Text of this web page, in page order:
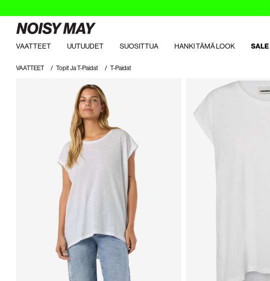
VAATTEET UUTUUDET SUOSITTUA HANKI TÄMÄ LOOK SALE
VAATTEET Topit Ja T-Paidat T-Paidat